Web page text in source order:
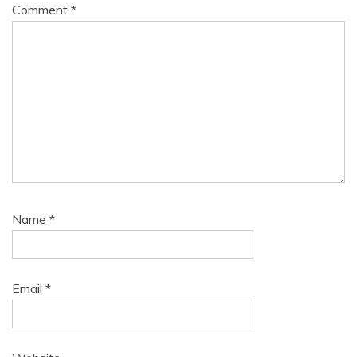
Comment *
Name *
Email *